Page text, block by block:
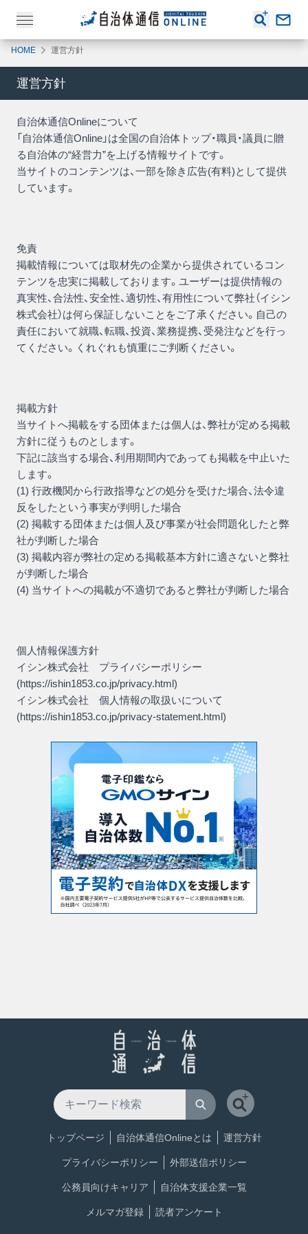
HOME 運営方針
運営方針
自治体通信Onlineについて
「自治体通信Online」は全国の自治体トップ・職員・議員に贈
る自治体の“経営力”を上げる情報サイトです。
当サイトのコンテンツは、一部を除き広告(有料)として提供
しています。
免責
掲載情報については取材先の企業から提供されているコン
テンツを忠実に掲載しております。ユーザーは提供情報の
真実性、合法性、安全性、適切性、有用性について弊社（イシン
株式会社）は何ら保証しないことをご了承ください。自己の
責任において就職、転職、投資、業務提携、受発注などを行っ
てください。くれぐれも慎重にご判断ください。
掲載方針
当サイトへ掲載をする団体または個人は、弊社が定める掲載
方針に従うものとします。
下記に該当する場合、利用期間内であっても掲載を中止いた
します。
(1) 行政機関から行政指導などの処分を受けた場合、法令違
反をしたという事実が判明した場合
(2) 掲載する団体または個人及び事業が社会問題化したと弊
社が判断した場合
(3) 掲載内容が弊社の定める掲載基本方針に適さないと弊社
が判断した場合
(4) 当サイトへの掲載が不適切であると弊社が判断した場合
個人情報保護方針
イシン株式会社 プライバシーポリシー
(https://ishin1853.co.jp/privacy.html)
イシン株式会社 個人情報の取扱いについて
(https://ishin1853.co.jp/privacy-statement.html)
トップページ 自治体通信Onlineとは 運営方針
プライバシーポリシー 外部送信ポリシー
公務員向けキャリア 自治体支援企業一覧
メルマガ登録 読者アンケート